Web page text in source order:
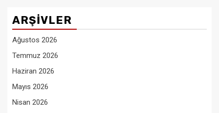
ARŞIVLER
Ağustos 2026
Temmuz 2026
Haziran 2026
Mayıs 2026
Nisan 2026